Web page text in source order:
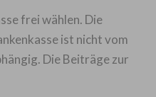
frei wählen. Die
ist nicht vom
Die Beiträge zur